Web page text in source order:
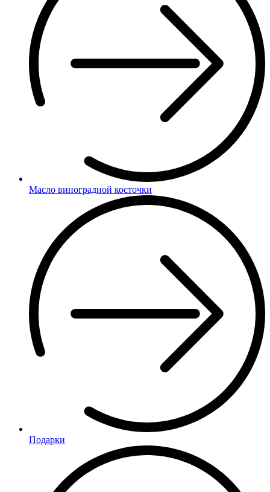
Масло виноградной косточки
Подарки